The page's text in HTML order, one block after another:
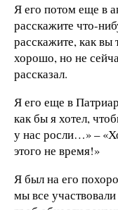
Я его потом еще в
расскажите что-
расскажите, как
хорошо, но не
рассказал.
Я его еще в
как бы я хотел,
у нас росли…» –
этого не время!»
Я был на его
мы все